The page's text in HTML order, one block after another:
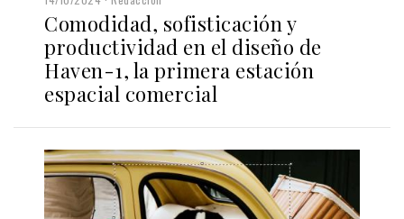
Comodidad, sofisticación y
productividad en el diseño de
Haven-1, la primera estación
espacial comercial